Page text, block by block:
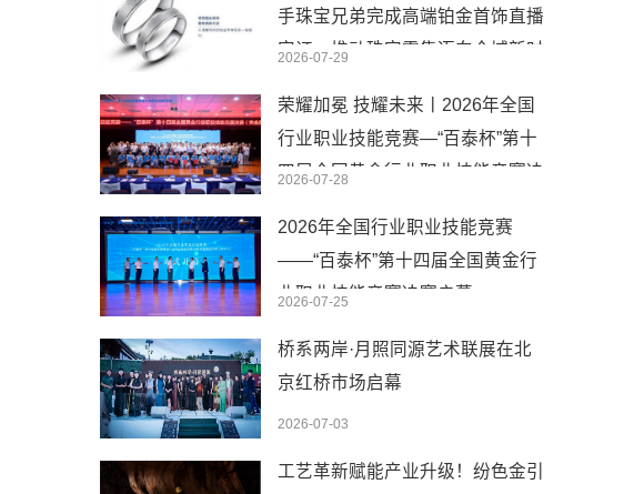
手珠宝兄弟完成高端铂金首饰直播
实证，推动珠宝零售迈向全域新时
2026-07-29
荣耀加冕 技耀未来丨2026年全国
行业职业技能竞赛—“百泰杯”第十
四届全国黄金行业职业技能竞赛决
2026-07-28
2026年全国行业职业技能竞赛
——“百泰杯”第十四届全国黄金行
业职业技能竞赛决赛启幕
2026-07-25
桥系两岸·月照同源艺术联展在北
京红桥市场启幕
2026-07-03
工艺革新赋能产业升级！纷色金引